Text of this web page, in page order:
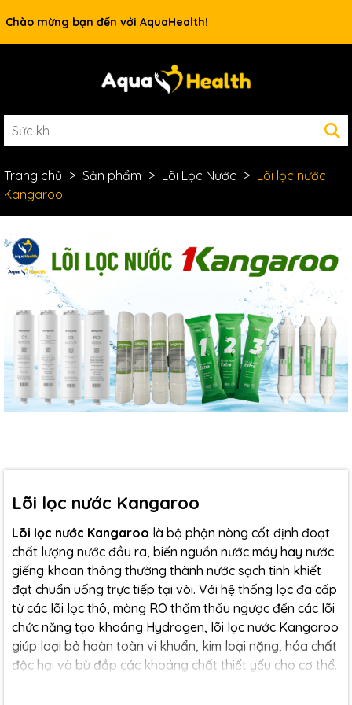
Chào mừng bạn đến với AquaHealth!
Rất nhiều ưu đãi và chương trình khuyến mãi đang chờ đợi
bạn
Trang chủ Sản phẩm Lõi Lọc Nước
Lõi lọc nước
Kangaroo
Lõi lọc nước Kangaroo
Lõi lọc nước Kangaroo là bộ phận nòng cốt định đoạt
chất lượng nước đầu ra, biến nguồn nước máy hay nước
giếng khoan thông thường thành nước sạch tinh khiết
đạt chuẩn uống trực tiếp tại vòi. Với hệ thống lọc đa cấp
từ các lõi lọc thô, màng RO thẩm thấu ngược đến các lõi
chức năng tạo khoáng Hydrogen, lõi lọc nước Kangaroo
giúp loại bỏ hoàn toàn vi khuẩn, kim loại nặng, hóa chất
độc hại và bù đắp các khoáng chất thiết yếu cho cơ thể.